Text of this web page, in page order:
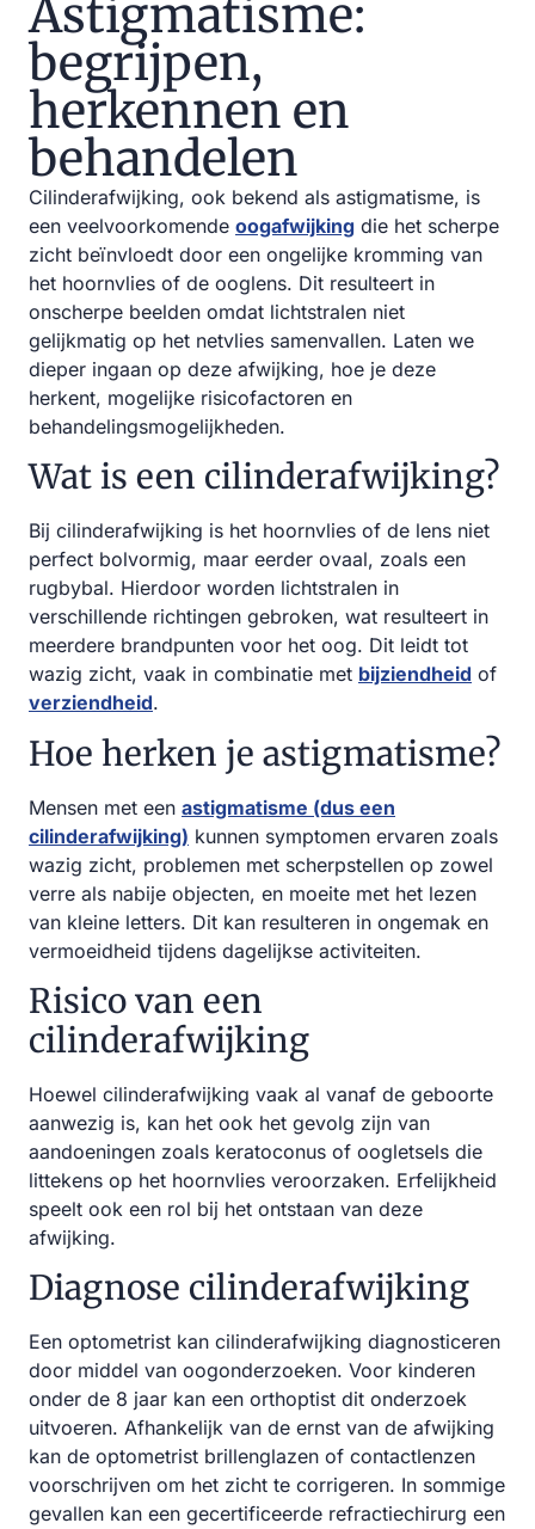
Astigmatisme:
begrijpen,
herkennen en
behandelen
Cilinderafwijking, ook bekend als astigmatisme, is
een veelvoorkomende oogafwijking die het scherpe
zicht beïnvloedt door een ongelijke kromming van
het hoornvlies of de ooglens. Dit resulteert in
onscherpe beelden omdat lichtstralen niet
gelijkmatig op het netvlies samenvallen. Laten we
dieper ingaan op deze afwijking, hoe je deze
herkent, mogelijke risicofactoren en
behandelingsmogelijkheden.
Wat is een cilinderafwijking?
Bij cilinderafwijking is het hoornvlies of de lens niet
perfect bolvormig, maar eerder ovaal, zoals een
rugbybal. Hierdoor worden lichtstralen in
verschillende richtingen gebroken, wat resulteert in
meerdere brandpunten voor het oog. Dit leidt tot
wazig zicht, vaak in combinatie met bijziendheid of
verziendheid.
Hoe herken je astigmatisme?
Mensen met een astigmatisme (dus een
cilinderafwijking) kunnen symptomen ervaren zoals
wazig zicht, problemen met scherpstellen op zowel
verre als nabije objecten, en moeite met het lezen
van kleine letters. Dit kan resulteren in ongemak en
vermoeidheid tijdens dagelijkse activiteiten.
Risico van een
cilinderafwijking
Hoewel cilinderafwijking vaak al vanaf de geboorte
aanwezig is, kan het ook het gevolg zijn van
aandoeningen zoals keratoconus of oogletsels die
littekens op het hoornvlies veroorzaken. Erfelijkheid
speelt ook een rol bij het ontstaan van deze
afwijking.
Diagnose cilinderafwijking
Een optometrist kan cilinderafwijking diagnosticeren
door middel van oogonderzoeken. Voor kinderen
onder de 8 jaar kan een orthoptist dit onderzoek
uitvoeren. Afhankelijk van de ernst van de afwijking
kan de optometrist brillenglazen of contactlenzen
voorschrijven om het zicht te corrigeren. In sommige
gevallen kan een gecertificeerde refractiechirurg een